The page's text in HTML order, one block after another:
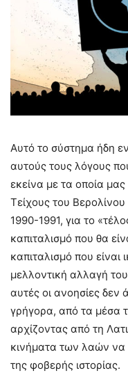
Αυτό το σύστημα ήδη
αυτούς τους λόγους
εκείνα με τα οποία
Τείχους του
1990-1991, για το
καπιταλισμό που θα
καπιταλισμό που
μελλοντική αλλαγή
αυτές οι ανοησίες
γρήγορα, από τα μέσα
αρχίζοντας από τη
κινήματα των λαών να
της φοβερής ιστορίας.